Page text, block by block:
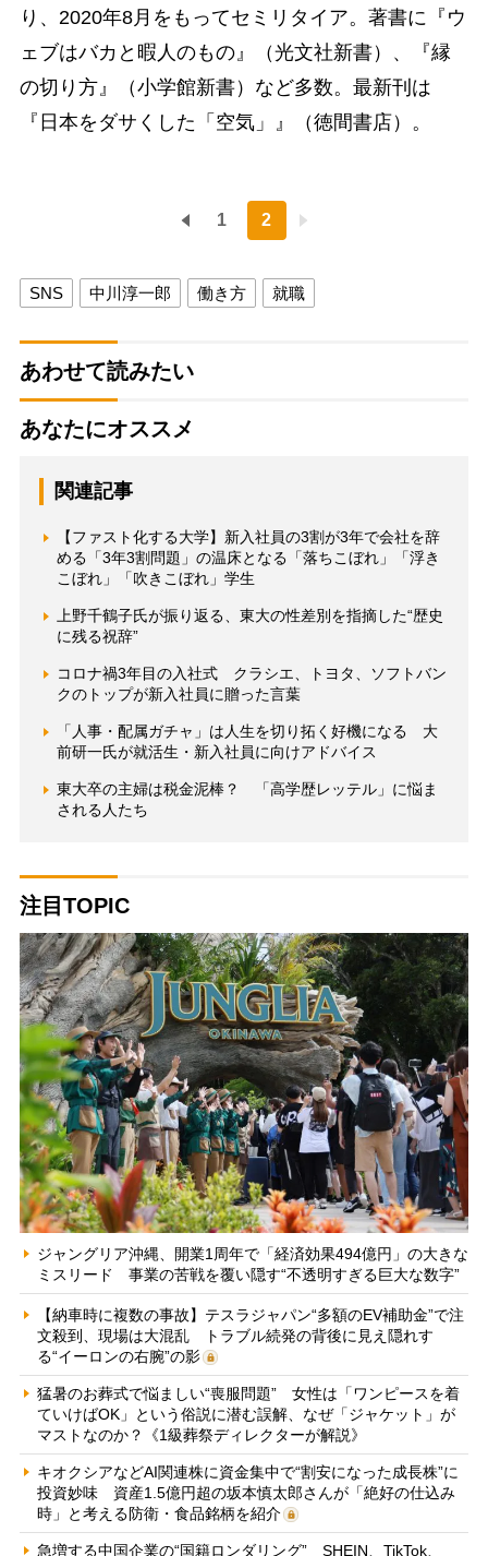
り、2020年8月をもってセミリタイア。著書に『ウ
ェブはバカと暇人のもの』（光文社新書）、『縁
の切り方』（小学館新書）など多数。最新刊は
『日本をダサくした「空気」』（徳間書店）。
1 2
SNS 中川淳一郎 働き方 就職
あわせて読みたい
あなたにオススメ
関連記事
【ファスト化する大学】新入社員の3割が3年で会社を辞
める「3年3割問題」の温床となる「落ちこぼれ」「浮き
こぼれ」「吹きこぼれ」学生
上野千鶴子氏が振り返る、東大の性差別を指摘した“歴史
に残る祝辞”
コロナ禍3年目の入社式 クラシエ、トヨタ、ソフトバン
クのトップが新入社員に贈った言葉
「人事・配属ガチャ」は人生を切り拓く好機になる 大
前研一氏が就活生・新入社員に向けアドバイス
東大卒の主婦は税金泥棒？ 「高学歴レッテル」に悩ま
される人たち
注目TOPIC
ジャングリア沖縄、開業1周年で「経済効果494億円」の大きな
ミスリード 事業の苦戦を覆い隠す“不透明すぎる巨大な数字”
【納車時に複数の事故】テスラジャパン“多額のEV補助金”で注
文殺到、現場は大混乱 トラブル続発の背後に見え隠れす
る“イーロンの右腕”の影
猛暑のお葬式で悩ましい“喪服問題” 女性は「ワンピースを着
ていけばOK」という俗説に潜む誤解、なぜ「ジャケット」が
マストなのか？《1級葬祭ディレクターが解説》
キオクシアなどAI関連株に資金集中で“割安になった成長株”に
投資妙味 資産1.5億円超の坂本慎太郎さんが「絶好の仕込み
時」と考える防衛・食品銘柄を紹介
急増する中国企業の“国籍ロンダリング” SHEIN、TikTok、